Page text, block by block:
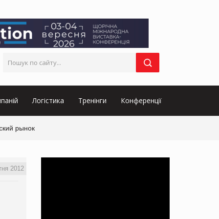
Логістика Тренінги Конференції
рынок
2012